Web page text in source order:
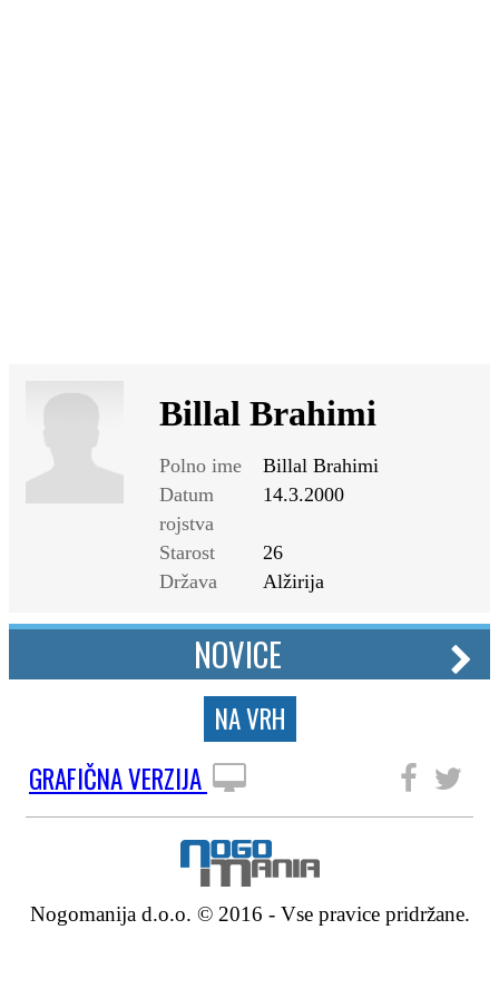
Billal Brahimi
Polno ime
Billal Brahimi
Datum
rojstva
14.3.2000
Starost
26
Država
Alžirija
NOVICE
NA VRH
GRAFIČNA VERZIJA
Nogomanija d.o.o. © 2016 - Vse pravice pridržane.